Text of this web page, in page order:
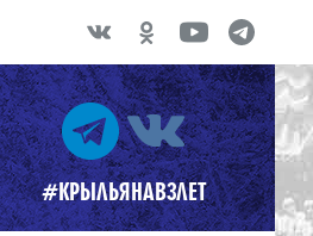
#КРЫЛЬЯНАВЗЛЕТ